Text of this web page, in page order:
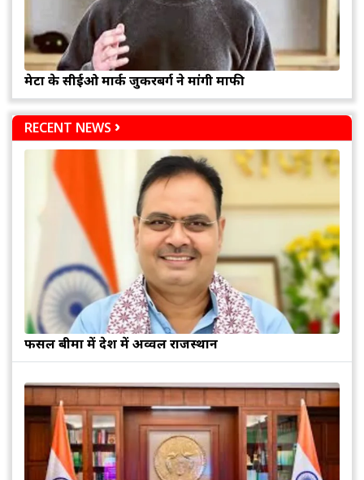
मेटा के सीईओ मार्क जुकरबर्ग ने मांगी माफी
RECENT NEWS
फसल बीमा में देश में अव्वल राजस्थान